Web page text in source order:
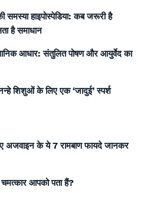
समस्या हाइपोस्पेडिया: कब जरूरी है
है समाधान
आधार: संतुलित पोषण और आयुर्वेद का
शिशुओं के लिए एक ‘जादुई’ स्पर्श
अजवाइन के ये 7 रामबाण फायदे जानकर
आपको पता हैं?